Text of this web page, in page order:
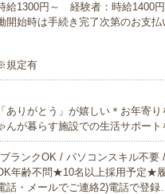
給1300円～ 経験者：時給1400
始時は手続き完了次第のお支払
規定有
ありがとう」が嬉しい＊お年寄
んが暮らす施設での生活サポー
ランクOK / パソコンスキル不要
年齢不問★10名以上採用予定★
話・メールでご連絡2)電話で登